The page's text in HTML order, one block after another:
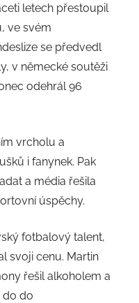
letech přestoupil
ve svém
se předvedl
v německé soutěži
odehrál 96
vrcholu a
i fanynek. Pak
a média řešila
úspěchy.
fotbalový talent,
svoji cenu. Martin
řešil alkoholem a
do do